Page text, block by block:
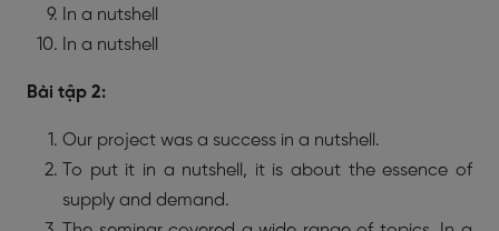
In a nutshell
In a nutshell
Bài tập 2:
Our project was a success in a nutshell.
To put it in a nutshell, it is about the essence of
supply and demand.